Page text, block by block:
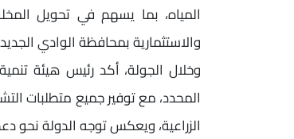
المياه، بما يسهم في تحويل
والاستثمارية بمحافظة الوادي
وخلال الجولة، أكد رئيس هيئة
المحدد، مع توفير جميع متطلبات
الزراعية، ويعكس توجه الدولة نحو